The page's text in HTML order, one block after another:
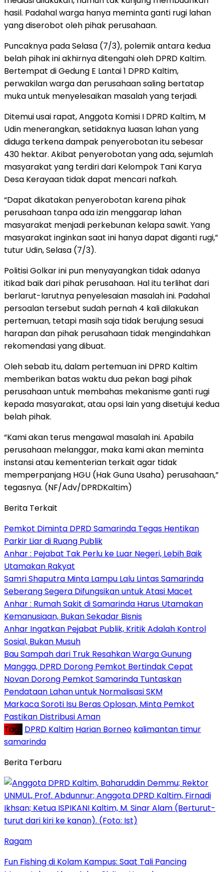
hasil. Padahal warga hanya meminta ganti rugi lahan
yang diserobot oleh pihak perusahaan.
Puncaknya pada Selasa (7/3), polemik antara kedua
belah pihak ini akhirnya ditengahi oleh DPRD Kaltim.
Bertempat di Gedung E Lantai 1 DPRD Kaltim,
perwakilan warga dan perusahaan saling bertatap
muka untuk menyelesaikan masalah yang terjadi.
Ditemui usai rapat, Anggota Komisi I DPRD Kaltim, M
Udin menerangkan, setidaknya luasan lahan yang
diduga terkena dampak penyerobotan itu sebesar
430 hektar. Akibat penyerobotan yang ada, sejumlah
masyarakat yang terdiri dari Kelompok Tani Karya
Desa Kerayaan tidak dapat mencari nafkah.
“Dapat dikatakan penyerobotan karena pihak
perusahaan tanpa ada izin menggarap lahan
masyarakat menjadi perkebunan kelapa sawit. Yang
masyarakat inginkan saat ini hanya dapat diganti rugi,”
tutur Udin, Selasa (7/3).
Politisi Golkar ini pun menyayangkan tidak adanya
itikad baik dari pihak perusahaan. Hal itu terlihat dari
berlarut-larutnya penyelesaian masalah ini. Padahal
persoalan tersebut sudah pernah 4 kali dilakukan
pertemuan, tetapi masih saja tidak berujung sesuai
harapan dan pihak perusahaan tidak mengindahkan
rekomendasi yang dibuat.
Oleh sebab itu, dalam pertemuan ini DPRD Kaltim
memberikan batas waktu dua pekan bagi pihak
perusahaan untuk membahas mekanisme ganti rugi
kepada masyarakat, atau opsi lain yang disetujui kedua
belah pihak.
“Kami akan terus mengawal masalah ini. Apabila
perusahaan melanggar, maka kami akan meminta
instansi atau kementerian terkait agar tidak
memperpanjang HGU (Hak Guna Usaha) perusahaan,”
tegasnya. (NF/Adv/DPRDKaltim)
Berita Terkait
Pemkot Diminta DPRD Samarinda Tegas Hentikan
Parkir Liar di Ruang Publik
Anhar : Pejabat Tak Perlu ke Luar Negeri, Lebih Baik
Utamakan Rakyat
Samri Shaputra Minta Lampu Lalu Lintas Samarinda
Seberang Segera Difungsikan untuk Atasi Macet
Anhar : Rumah Sakit di Samarinda Harus Utamakan
Kemanusiaan, Bukan Sekadar Bisnis
Anhar Ingatkan Pejabat Publik, Kritik Adalah Kontrol
Sosial, Bukan Musuh
Bau Sampah dari Truk Resahkan Warga Gunung
Mangga, DPRD Dorong Pemkot Bertindak Cepat
Novan Dorong Pemkot Samarinda Tuntaskan
Pendataan Lahan untuk Normalisasi SKM
Markaca Soroti Isu Beras Oplosan, Minta Pemkot
Pastikan Distribusi Aman
Tag : DPRD Kaltim Harian Borneo kalimantan timur
samarinda
Berita Terbaru
Ragam
Fun Fishing di Kolam Kampus: Saat Tali Pancing